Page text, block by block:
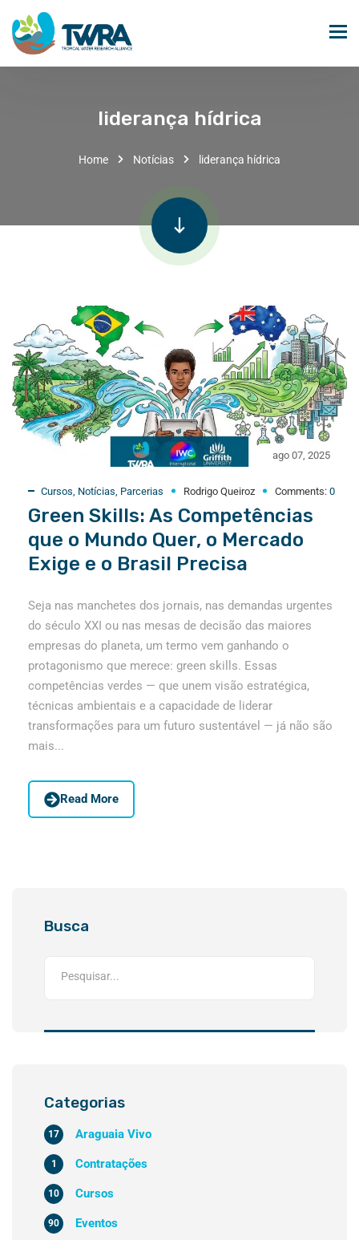
liderança hídrica
Home Notícias liderança hídrica
ago 07, 2025
Cursos Notícias Parcerias Rodrigo Queiroz Comments: 0
Green Skills: As Competências
que o Mundo Quer, o Mercado
Exige e o Brasil Precisa
Seja nas manchetes dos jornais, nas demandas urgentes
do século XXI ou nas mesas de decisão das maiores
empresas do planeta, um termo vem ganhando o
protagonismo que merece: green skills. Essas
competências verdes — que unem visão estratégica,
técnicas ambientais e a capacidade de liderar
transformações para um futuro sustentável — já não são
mais...
Read More
Busca
Categorias
Araguaia Vivo
17
Contratações
1
Cursos
10
Eventos
90